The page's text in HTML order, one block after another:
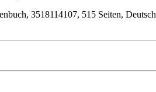
3518114107, 515 Seiten, Deutsch